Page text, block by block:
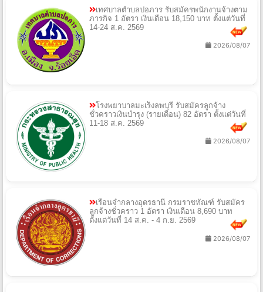
เทศบาลตำบลปอภาร รับสมัครพนักงานจ้างตาม
ภารกิจ 1 อัตรา เงินเดือน 18,150 บาท ตั้งแต่วันที่
14-24 ส.ค. 2569
2026/08/07
โรงพยาบาลมะเร็งลพบุรี รับสมัครลูกจ้าง
ชั่วคราวเงินบำรุง (รายเดือน) 82 อัตรา ตั้งแต่วันที่
11-18 ส.ค. 2569
2026/08/07
เรือนจำกลางอุดรธานี กรมราชทัณฑ์ รับสมัคร
ลูกจ้างชั่วคราว 1 อัตรา เงินเดือน 8,690 บาท
ตั้งแต่วันที่ 14 ส.ค. - 4 ก.ย. 2569
2026/08/07